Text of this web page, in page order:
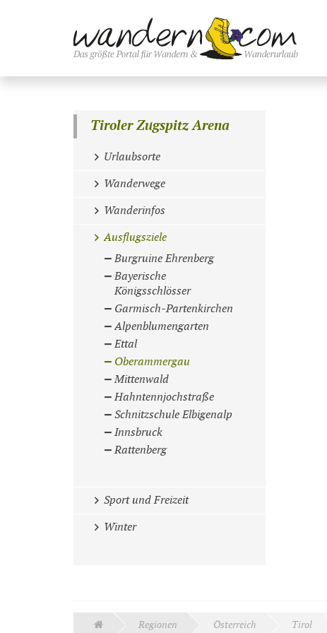
Tiroler Zugspitz Arena
Urlaubsorte
Wanderwege
Wanderinfos
Ausflugsziele
Burgruine Ehrenberg
Bayerische
Königsschlösser
Garmisch-Partenkirchen
Alpenblumengarten
Ettal
Oberammergau
Mittenwald
Hahntennjochstraße
Schnitzschule Elbigenalp
Innsbruck
Rattenberg
Sport und Freizeit
Winter
Regionen Österreich Tirol